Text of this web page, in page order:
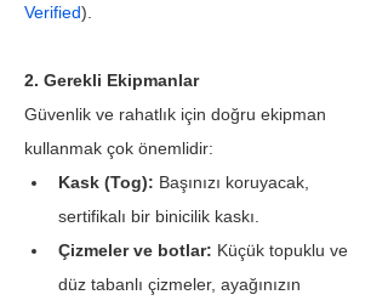
Verified).
2. Gerekli Ekipmanlar
Güvenlik ve rahatlık için doğru ekipman
kullanmak çok önemlidir:
Kask (Tog): Başınızı koruyacak,
sertifikalı bir binicilik kaskı.
Çizmeler ve botlar: Küçük topuklu ve
düz tabanlı çizmeler, ayağınızın